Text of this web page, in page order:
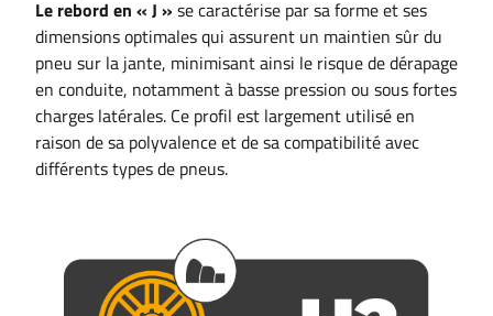
Le rebord en « J » se caractérise par sa forme et ses
dimensions optimales qui assurent un maintien sûr du
pneu sur la jante, minimisant ainsi le risque de dérapage
en conduite, notamment à basse pression ou sous fortes
charges latérales. Ce profil est largement utilisé en
raison de sa polyvalence et de sa compatibilité avec
différents types de pneus.